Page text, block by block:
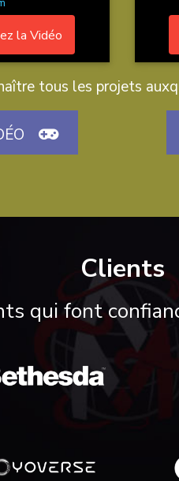
la Vidéo
tous les projets
Clients
qui font